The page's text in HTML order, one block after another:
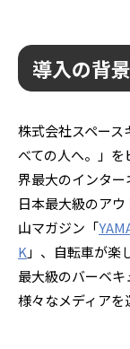
導入の背景
株式会社スペー
べての人へ。」
界最大のインター
日本最大級のア
山マガジン「
K 」、自転車が楽
最大級のバーベ
様々なメディアを